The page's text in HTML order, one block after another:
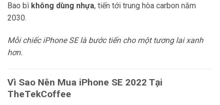
Bao bì không dùng nhựa, tiến tới trung hòa carbon năm
2030.
Mỗi chiếc iPhone SE là bước tiến cho một tương lai xanh
hơn.
Vì Sao Nên Mua iPhone SE 2022 Tại
TheTekCoffee